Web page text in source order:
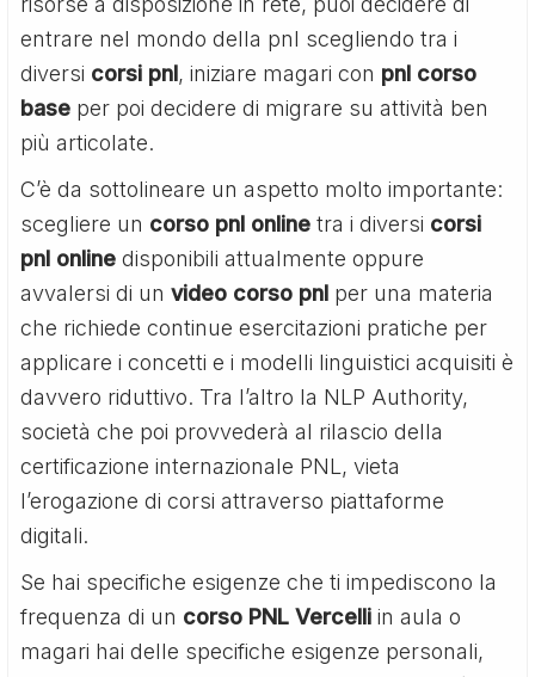
entrare nel mondo della pnl scegliendo tra i
diversi corsi pnl, iniziare magari con pnl corso
base per poi decidere di migrare su attività ben
più articolate.
C’è da sottolineare un aspetto molto importante:
scegliere un corso pnl online tra i diversi corsi
pnl online disponibili attualmente oppure
avvalersi di unvideo corso pnl per una materia
che richiede continue esercitazioni pratiche per
applicare i concetti e i modelli linguistici acquisiti è
davvero riduttivo. Tra l’altro la NLP Authority,
società che poi provvederà al rilascio della
certificazione internazionale PNL, vieta
l’erogazione di corsi attraverso piattaforme
digitali.
Se hai specifiche esigenze che ti impediscono la
frequenza di un corso PNL Vercelli in aula o
magari hai delle specifiche esigenze personali,